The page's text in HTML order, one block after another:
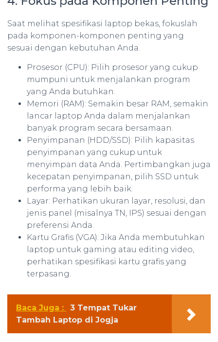
Saat melihat spesifikasi laptop bekas, fokuslah
pada komponen-komponen penting yang
sesuai dengan kebutuhan Anda.
Prosesor (CPU): Pilih prosesor yang cukup
mumpuni untuk menjalankan program
yang Anda butuhkan.
Memori (RAM): Semakin besar RAM, semakin
lancar laptop Anda dalam menjalankan
banyak program secara bersamaan.
Penyimpanan (HDD/SSD): Pilih kapasitas
penyimpanan yang cukup untuk
menyimpan data Anda. Pertimbangkan juga
kecepatan penyimpanan, pilih SSD untuk
performa yang lebih baik.
Layar: Perhatikan ukuran layar, resolusi, dan
jenis panel (misalnya TN, IPS) sesuai dengan
preferensi Anda.
Kartu Grafis (VGA): Jika Anda membutuhkan
laptop untuk gaming atau editing video,
perhatikan spesifikasi kartu grafis yang
terpasang.
Baca Juga :
3 Tempat Tukar
Tambah Laptop di Jogja